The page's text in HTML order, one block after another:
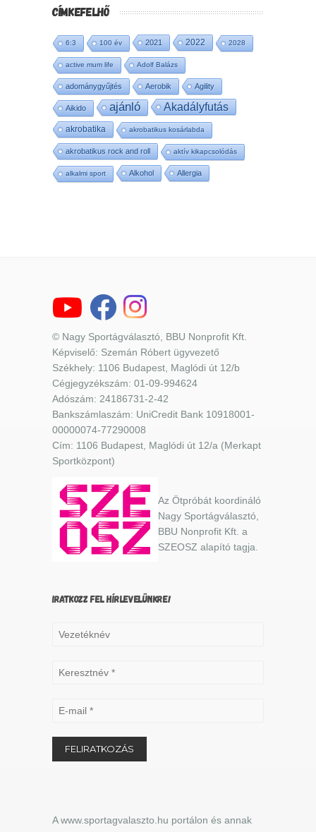
CÍMKEFELHŐ
6:3 100 év 2021 2022 2028
active mum life Adolf Balázs
adománygyűjtés Aerobik Agility
Aikido ajánló Akadályfutás
akrobatika akrobatikus kosárlabda
akrobatikus rock and roll aktív kikapcsolódás
alkalmi sport Alkohol Allergia
© Nagy Sportágválasztó, BBU Nonprofit Kft.
Képviselő: Szemán Róbert ügyvezető
Székhely: 1106 Budapest, Maglódi út 12/b
Cégjegyzékszám: 01-09-994624
Adószám: 24186731-2-42
Bankszámlaszám: UniCredit Bank 10918001-
00000074-77290008
Cím: 1106 Budapest, Maglódi út 12/a (Merkapt
Sportközpont)
Az Ötpróbát koordináló
Nagy Sportágválasztó,
BBU Nonprofit Kft. a
SZEOSZ alapító tagja.
IRATKOZZ FEL HÍRLEVELÜNKRE!
A www.sportagvalaszto.hu portálon és annak